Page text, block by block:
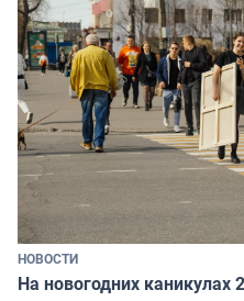
НОВОСТИ
На новогодних каникулах